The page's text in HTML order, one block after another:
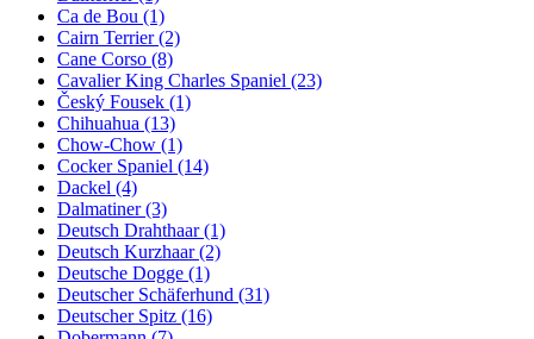
Ca de Bou (1)
Cairn Terrier(2)
Cane Corso (8)
Cavalier King Charles Spaniel (23)
Český Fousek (1)
Chihuahua (13)
Chow-Chow (1)
Cocker Spaniel (14)
Dackel (4)
Dalmatiner(3)
Deutsch Drahthaar(1)
Deutsch Kurzhaar(2)
Deutsche Dogge (1)
Deutscher Schäferhund (31)
Deutscher Spitz (16)